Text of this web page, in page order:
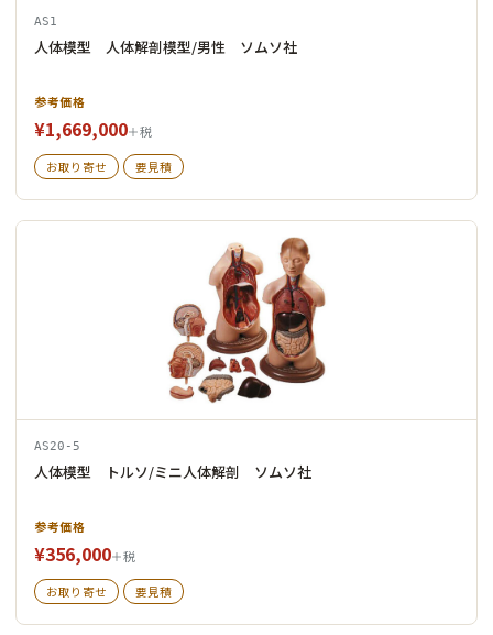
AS1
人体模型 人体解剖模型/男性 ソムソ社
参考価格
¥1,669,000＋税
お取り寄せ 要見積
AS20-5
人体模型 トルソ/ミニ人体解剖 ソムソ社
参考価格
¥356,000＋税
お取り寄せ 要見積